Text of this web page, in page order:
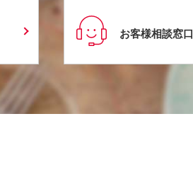
お客様相談窓口